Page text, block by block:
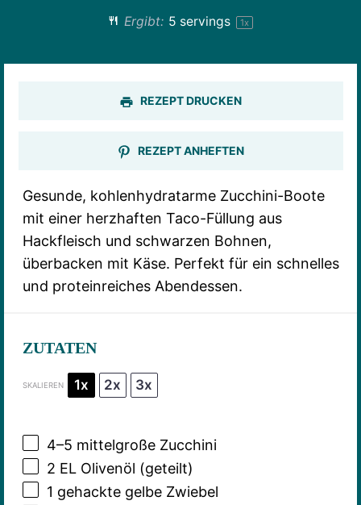
Ergibt: 5 servings 1x
REZEPT DRUCKEN
REZEPT ANHEFTEN
Gesunde, kohlenhydratarme Zucchini-Boote
mit einer herzhaften Taco-Füllung aus
Hackfleisch und schwarzen Bohnen,
überbacken mit Käse. Perfekt für ein schnelles
und proteinreiches Abendessen.
ZUTATEN
SKALIEREN 1x 2x 3x
4–5 mittelgroße Zucchini
2 EL Olivenöl (geteilt)
1 gehackte gelbe Zwiebel